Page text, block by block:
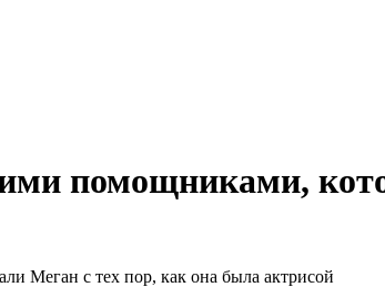
помощниками,
Меган с тех пор, как она была актрисой